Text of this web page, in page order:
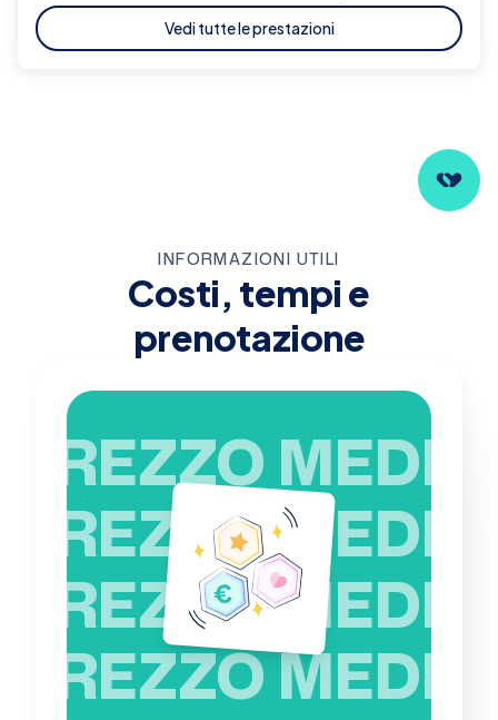
Vedi tutte le prestazioni
INFORMAZIONI UTILI
Costi, tempi e
prenotazione
PREZZO MEDIO
PREZZO MEDIO
PREZZO MEDIO
PREZZO MEDIO